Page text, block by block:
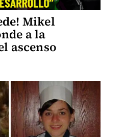
Mikel
a la
ascenso